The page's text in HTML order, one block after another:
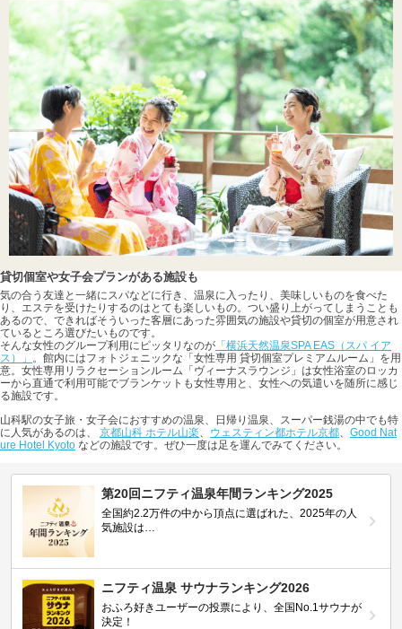
貸切個室や女子会プランがある施設も
気の合う友達と一緒にスパなどに行き、温泉に入ったり、美味しいものを食べた
り、エステを受けたりするのはとても楽しいもの。つい盛り上がってしまうことも
あるので、できればそういった客層にあった雰囲気の施設や貸切の個室が用意され
ているところ選びたいものです。
そんな女性のグループ利用にピッタリなのが 「横浜天然温泉SPA EAS（スパ イア
ス）」 。館内にはフォトジェニックな「女性専用 貸切個室プレミアムルーム」を用
意。女性専用リラクセーションルーム「ヴィーナスラウンジ」は女性浴室のロッカ
ーから直通で利用可能でブランケットも女性専用と、女性への気遣いを随所に感じ
る施設です。
山科駅の女子旅・女子会におすすめの温泉、日帰り温泉、スーパー銭湯の中でも特
に人気があるのは、 京都山科 ホテル山楽、 ウェスティン都ホテル京都、 Good Nat
ure Hotel Kyoto などの施設です。ぜひ一度は足を運んでみてください。
第20回ニフティ温泉年間ランキング2025
全国約2.2万件の中から頂点に選ばれた、2025年の人
気施設は…
ニフティ温泉 サウナランキング2026
おふろ好きユーザーの投票により、全国No.1サウナが
決定！